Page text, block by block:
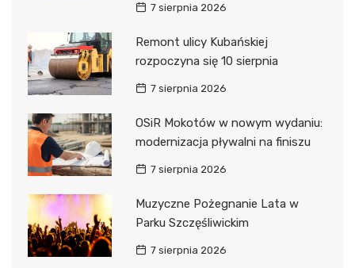
7 sierpnia 2026
Remont ulicy Kubańskiej
rozpoczyna się 10 sierpnia
7 sierpnia 2026
OSiR Mokotów w nowym wydaniu:
modernizacja pływalni na finiszu
7 sierpnia 2026
Muzyczne Pożegnanie Lata w
Parku Szczęśliwickim
7 sierpnia 2026